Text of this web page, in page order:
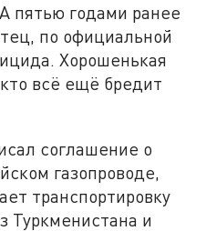
пятью годами ранее
по официальной
Хорошенькая
всё ещё бредит
соглашение о
газопроводе,
транспортировку
Туркменистана и